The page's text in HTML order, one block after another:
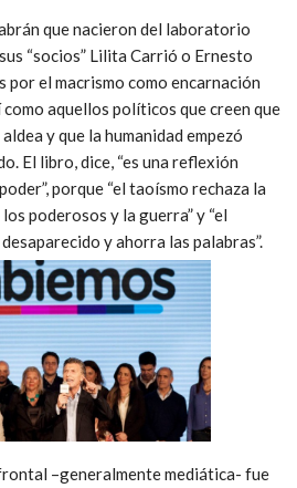
que nacieron del laboratorio
“socios” Lilita Carrió o Ernesto
por el macrismo como encarnación
aquellos políticos que creen que
y que la humanidad empezó
El libro, dice, “es una reflexión
porque “el taoísmo rechaza la
poderosos y la guerra” y “el
y ahorra las palabras”.
–generalmente mediática- fue